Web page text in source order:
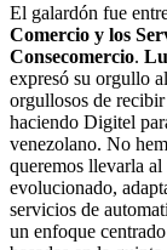
El galardón fue
Comercio y los
Consecomercio.
expresó su orgullo
orgullosos de
haciendo Digitel
venezolano. No
queremos llevarla
evolucionado,
servicios de
un enfoque